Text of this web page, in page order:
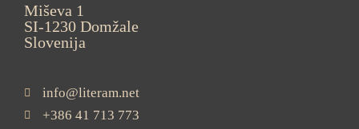
Miševa 1
SI-1230 Domžale
Slovenija
info@literam.net
+386 41 713 773